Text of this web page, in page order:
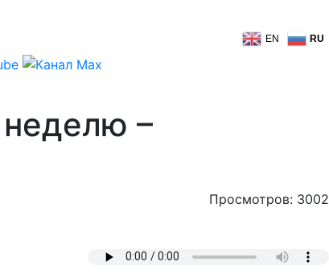
EN RU
–
Просмотров: 3002